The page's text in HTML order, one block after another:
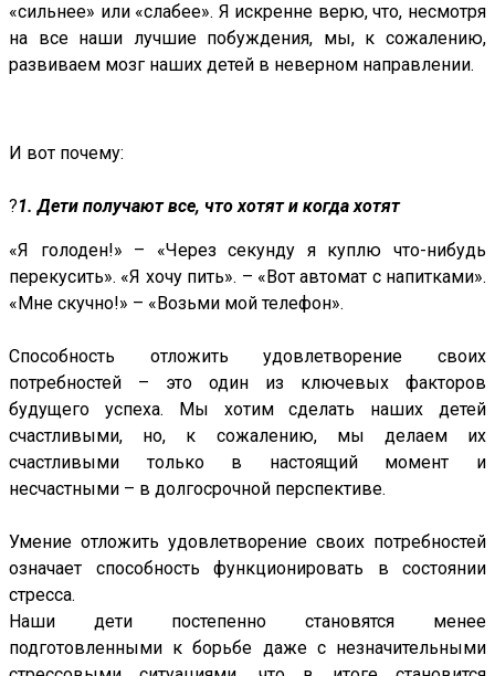
«сильнее» или «слабее». Я искренне верю, что, несмотря
на все наши лучшие побуждения, мы, к сожалению,
развиваем мозг наших детей в неверном направлении.
И вот почему:
?1. Дети получают все, что хотят и когда хотят
«Я голоден!» – «Через секунду я куплю что-нибудь
перекусить». «Я хочу пить». – «Вот автомат с напитками».
«Мне скучно!» – «Возьми мой телефон».
Способность отложить удовлетворение своих
потребностей – это один из ключевых факторов
будущего успеха. Мы хотим сделать наших детей
счастливыми, но, к сожалению, мы делаем их
счастливыми только в настоящий момент и
несчастными – в долгосрочной перспективе.
Умение отложить удовлетворение своих потребностей
означает способность функционировать в состоянии
стресса.
Наши дети постепенно становятся менее
подготовленными к борьбе даже с незначительными